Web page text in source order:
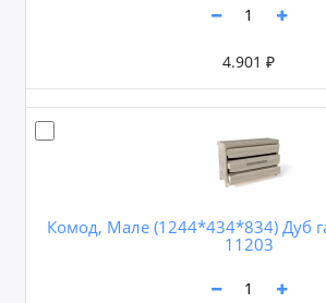
4.901 ₽
Комод, Мале (1244*434*834) Дуб
11203